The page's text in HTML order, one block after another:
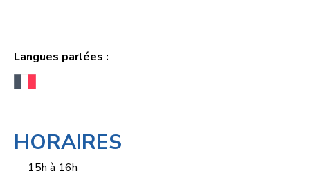
Langues parlées :
HORAIRES
15h à 16h